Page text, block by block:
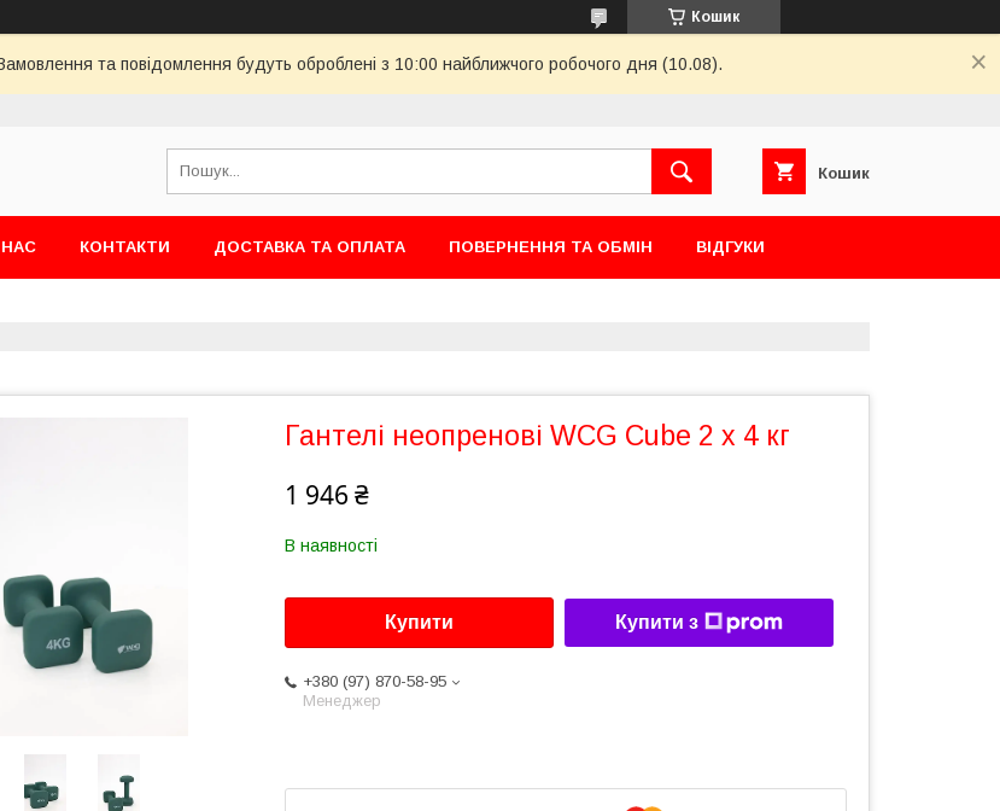
Кошик
та повідомлення будуть оброблені з 10:00 найближчого робочого дня (10.08).
Кошик
КОНТАКТИ ДОСТАВКА ТА ОПЛАТА ПОВЕРНЕННЯ ТА ОБМІН ВІДГУКИ
Гантелі неопренові WCG Cube 2 х 4 кг
1 946 ₴
В наявності
Купити Купити з
+380 (97) 870-58-95
Менеджер